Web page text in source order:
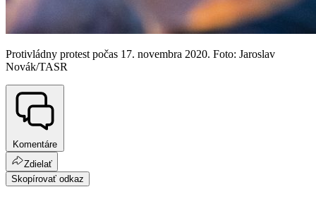
Protivládny protest počas 17. novembra 2020. Foto: Jaroslav
Novák/TASR
Komentáre
Zdielať
Skopírovať odkaz